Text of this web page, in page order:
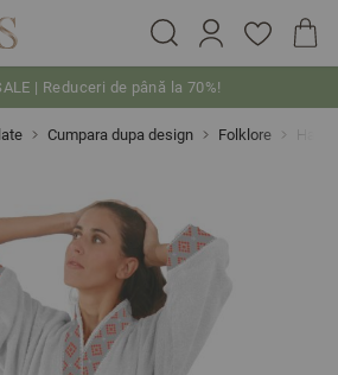
| Reduceri de până la 70%!
Cumpara dupa design Folklore Halat